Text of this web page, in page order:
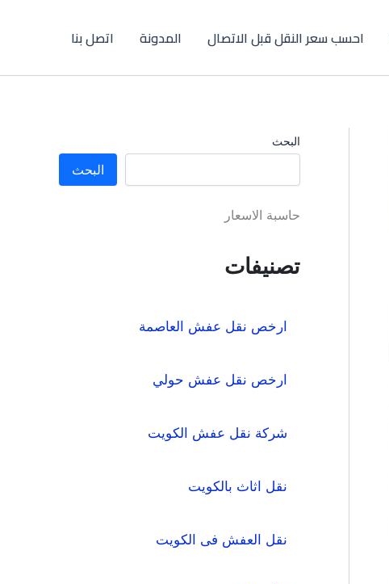
احسب سعر النقل قبل الاتصال المدونة اتصل بنا
البحث
البحث
حاسبة الاسعار
تصنيفات
ارخص نقل عفش العاصمة
ارخص نقل عفش حولي
شركة نقل عفش الكويت
نقل اثاث بالكويت
نقل العفش فى الكويت